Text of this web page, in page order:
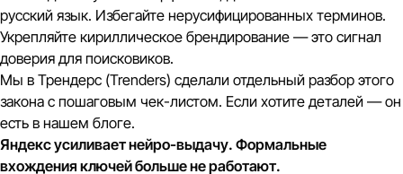
русский язык. Избегайте нерусифицированных терминов.
Укрепляйте кириллическое брендирование — это сигнал
доверия для поисковиков.
Мы в Трендерс (Trenders) сделали отдельный разбор этого
закона с пошаговым чек-листом. Если хотите деталей — он
есть в нашем блоге.
Яндекс усиливает нейро-выдачу. Формальные
вхождения ключей больше не работают.